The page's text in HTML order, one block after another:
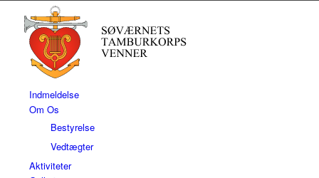
Indmeldelse
Om Os
Bestyrelse
Vedtægter
Aktiviteter